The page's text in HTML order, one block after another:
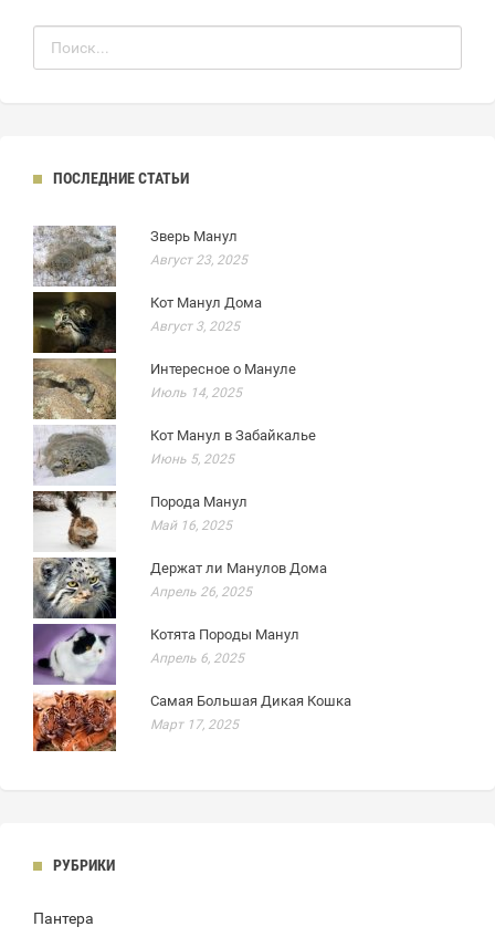
ПОСЛЕДНИЕ СТАТЬИ
Зверь Манул
Август 23, 2025
Кот Манул Дома
Август 3, 2025
Интересное о Мануле
Июль 14, 2025
Кот Манул в Забайкалье
Июнь 5, 2025
Порода Манул
Май 16, 2025
Держат ли Манулов Дома
Апрель 26, 2025
Котята Породы Манул
Апрель 6, 2025
Самая Большая Дикая Кошка
Март 17, 2025
РУБРИКИ
Пантера